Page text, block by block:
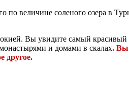
по величине соленого озера в
. Вы увидите самый красивый
и домами в скалах. Вы
другое.